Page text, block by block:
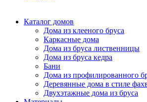
Каталог домов
Дома из клееного бруса
Каркасные дома
Дома из бруса лиственницы
Дома из бруса кедра
Бани
Дома из профилированного
Деревянные дома в стиле
Двухэтажные дома из бруса